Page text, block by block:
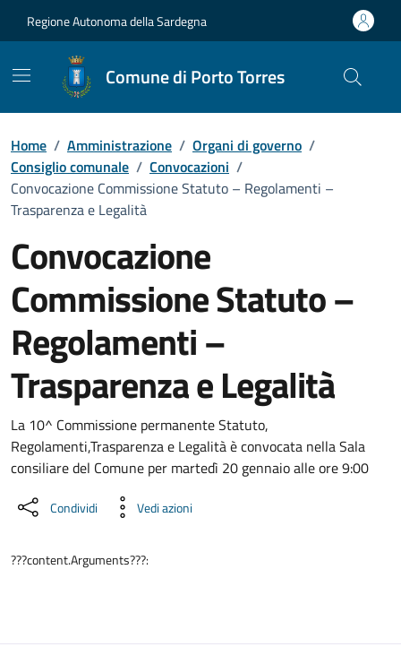
Regione Autonoma della Sardegna
Comune di Porto Torres
Home / Amministrazione / Organi di governo /
Consiglio comunale / Convocazioni /
Convocazione Commissione Statuto – Regolamenti –
Trasparenza e Legalità
Convocazione
Commissione Statuto –
Regolamenti –
Trasparenza e Legalità
???portal.DettaglioConvocazione???
La 10^ Commissione permanente Statuto,
Regolamenti,Trasparenza e Legalità è convocata nella Sala
consiliare del Comune per martedì 20 gennaio alle ore 9:00
Condividi Vedi azioni
???content.Arguments???: